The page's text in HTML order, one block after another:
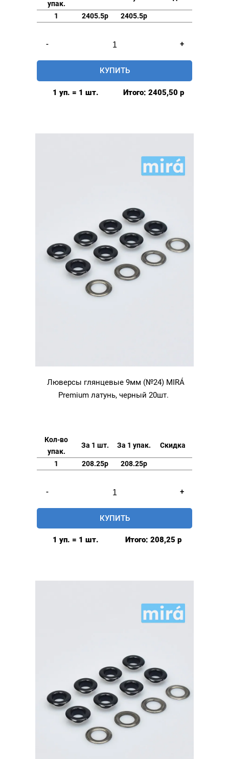
упак.
1 2405.5р 2405.5р
-
товара
Люверсы
глянцевые
латунь,
+
КУПИТЬ
1 уп. = 1 шт. Итого: 2405,50 р
Люверсы глянцевые 9мм (№24) MIRÁ
Premium латунь, черный 20шт.
Кол-во
упак.
За 1 шт. За 1 упак. Скидка
1 208.25р 208.25р
-
товара
Люверсы
глянцевые
+
КУПИТЬ
1 уп. = 1 шт. Итого: 208,25 р